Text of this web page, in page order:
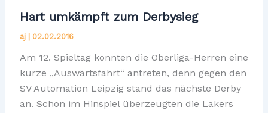
der
Oberliga
Hart umkämpft zum Derbysieg
aj 02.02.2016
Am 12. Spieltag konnten die Oberliga-Herren eine
kurze „Auswärtsfahrt“ antreten, denn gegen den
SV Automation Leipzig stand das nächste Derby
an. Schon im Hinspiel überzeugten die Lakers